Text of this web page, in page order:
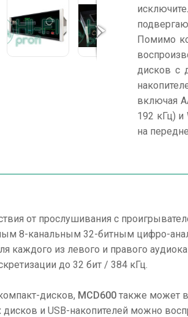
Помимо
дисков с
включая
192 кГц) и
на
от прослушивания с
8-канальным 32-битным цифро-
из левого и правого
до 32 бит / 384 кГц.
дисков, MCD600 также может
дисков и USB-накопителей можно